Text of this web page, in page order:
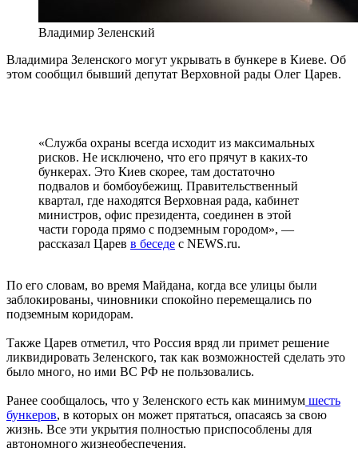
Владимир Зеленский
Владимира Зеленского могут укрывать в бункере в Киеве. Об
этом сообщил бывший депутат Верховной рады Олег Царев.
«Служба охраны всегда исходит из максимальных
рисков. Не исключено, что его прячут в каких-то
бункерах. Это Киев скорее, там достаточно
подвалов и бомбоубежищ. Правительственный
квартал, где находятся Верховная рада, кабинет
министров, офис президента, соединен в этой
части города прямо с подземным городом», —
рассказал Царев в беседе с NEWS.ru.
По его словам, во время Майдана, когда все улицы были
заблокированы, чиновники спокойно перемещались по
подземным коридорам.
Также Царев отметил, что Россия вряд ли примет решение
ликвидировать Зеленского, так как возможностей сделать это
было много, но ими ВС РФ не пользовались.
Ранее сообщалось, что у Зеленского есть как минимум шесть
бункеров, в которых он может прятаться, опасаясь за свою
жизнь. Все эти укрытия полностью приспособлены для
автономного жизнеобеспечения.